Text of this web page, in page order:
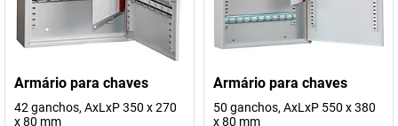
Armário para chaves
42 ganchos, AxLxP 350 x 270
x 80 mm
Armário para chaves
50 ganchos, AxLxP 550 x 380
x 80 mm